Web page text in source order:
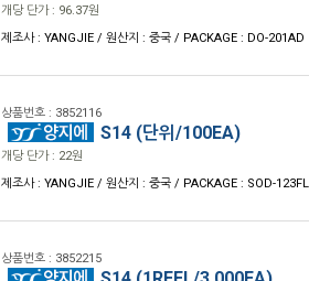
개당 단가 : 96.37원
제조사 : YANGJIE / 원산지 : 중국 / PACKAGE : DO-201AD
상품번호 : 3852116
S14 (단위/100EA)
개당 단가 : 22원
제조사 : YANGJIE / 원산지 : 중국 / PACKAGE : SOD-123FL
상품번호 : 3852215